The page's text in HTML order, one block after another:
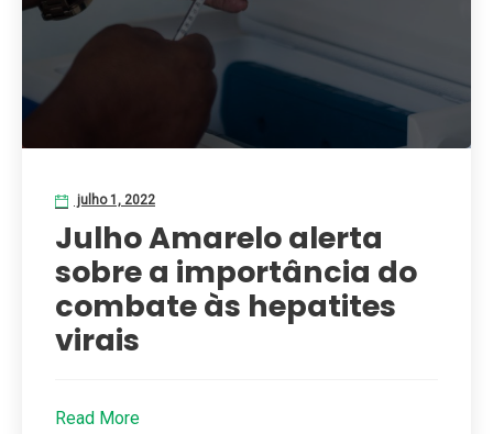
julho 1, 2022
Julho Amarelo alerta
sobre a importância do
combate às hepatites
virais
Read More